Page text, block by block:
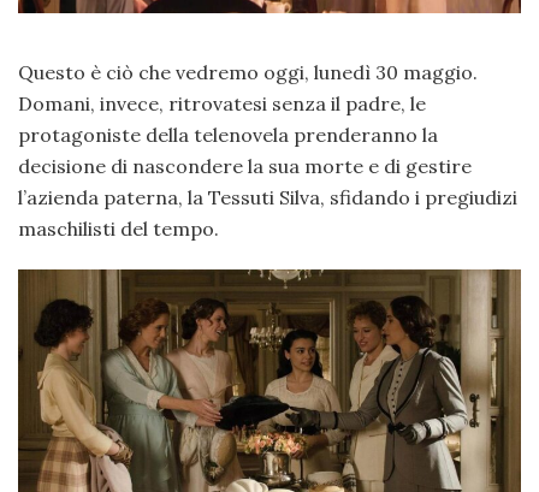
Questo è ciò che vedremo oggi, lunedì 30 maggio.
Domani, invece, ritrovatesi senza il padre, le
protagoniste della telenovela prenderanno la
decisione di nascondere la sua morte e di gestire
l’azienda paterna, la Tessuti Silva, sfidando i pregiudizi
maschilisti del tempo.